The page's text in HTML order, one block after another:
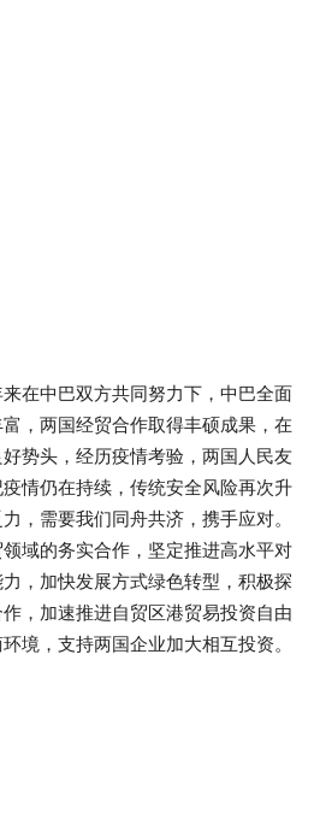
在中巴双方共同努力下，中巴全面
，两国经贸合作取得丰硕成果，在
势头，经历疫情考验，两国人民友
情仍在持续，传统安全风险再次升
，需要我们同舟共济，携手应对。
域的务实合作，坚定推进高水平对
，加快发展方式绿色转型，积极探
，加速推进自贸区港贸易投资自由
境，支持两国企业加大相互投资。